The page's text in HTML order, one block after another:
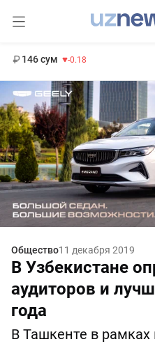
146 сум -0.18
Общество11 декабря 2019
В Узбекистане
аудиторов и
года
В Ташкенте в